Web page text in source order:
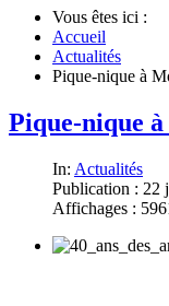
Vous êtes ici :
Accueil
Actualités
Pique-nique à
Pique-nique
In: Actualités
Publication : 22
Affichages :